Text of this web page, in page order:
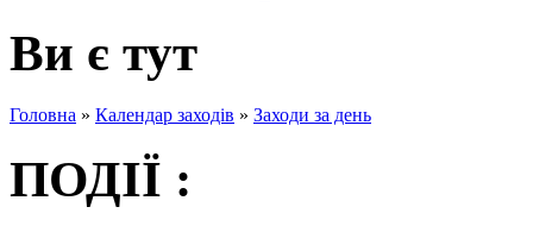
Ви є тут
Головна » Календар заходів » Заходи за день
ПОДІЇ :